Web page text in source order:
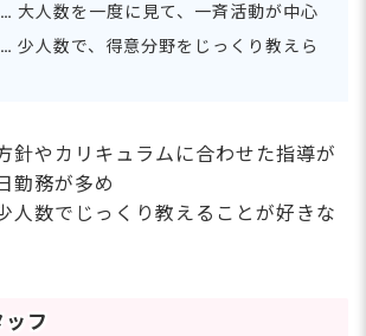
大人数を一度に見て、一斉活動が中心
少人数で、得意分野をじっくり教えら
針やカリキュラムに合わせた指導が
勤務が多め
人数でじっくり教えることが好きな
フ